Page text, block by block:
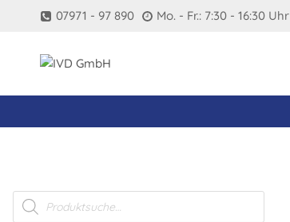
07971 - 97 890 Mo. - Fr.: 7:30 - 16:30 Uhr
Products
search